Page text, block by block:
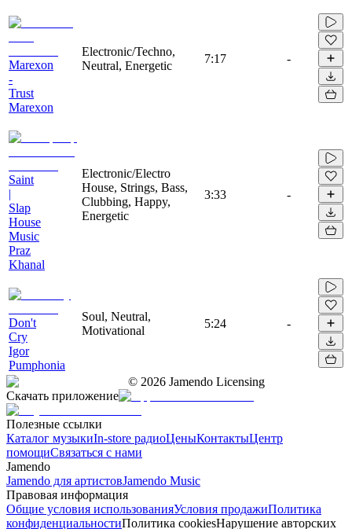
Marexon
-
Trust
Marexon
Electronic/Techno,
Neutral, Energetic
7:17 -
Saint
|
Slap
House
Music
Praz
Khanal
Electronic/Electro
House, Strings, Bass,
Clubbing, Happy,
Energetic
3:33 -
Don't
Cry
Igor
Pumphonia
Soul, Neutral,
Motivational
5:24 -
© 2026 Jamendo Licensing
Скачать приложение
Полезные ссылки
Каталог музыкиIn-store радиоЦеныКонтактыЦентр
помощиСвязаться с нами
Jamendo
Jamendo для артистовJamendo Music
Правовая информация
Общие условия использованияУсловия продажиПолитика
конфиденциальностиПолитика cookiesНарушение авторских